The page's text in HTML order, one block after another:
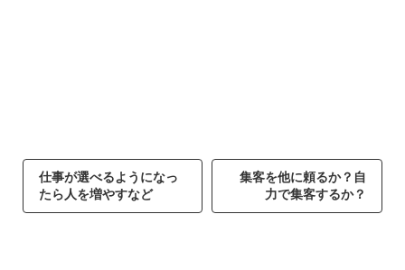
仕事が選べるようになっ
たら人を増やすなど
集客を他に頼るか？自
力で集客するか？